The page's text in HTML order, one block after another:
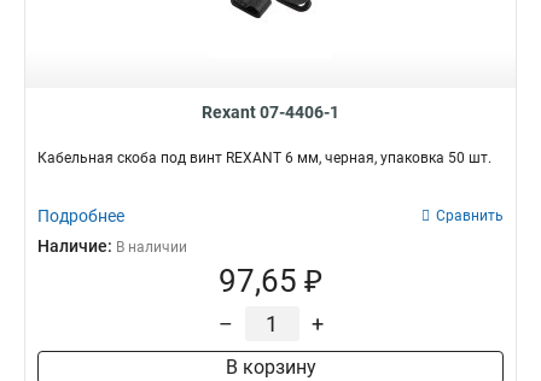
Rexant 07-4406-1
Кабельная скоба под винт REXANT 6 мм, черная, упаковка 50 шт.
Подробнее Сравнить
Наличие: В наличии
97,65 ₽
– +
В корзину